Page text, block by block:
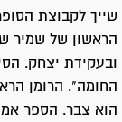
שייך לקבוצת
ובעקידת יצחק.
החומה". הרומן